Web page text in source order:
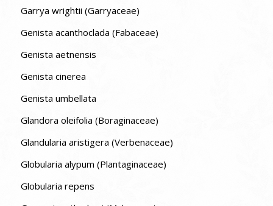
Garrya wrightii (Garryaceae)
Genista acanthoclada (Fabaceae)
Genista aetnensis
Genista cinerea
Genista umbellata
Glandora oleifolia (Boraginaceae)
Glandularia aristigera (Verbenaceae)
Globularia alypum (Plantaginaceae)
Globularia repens